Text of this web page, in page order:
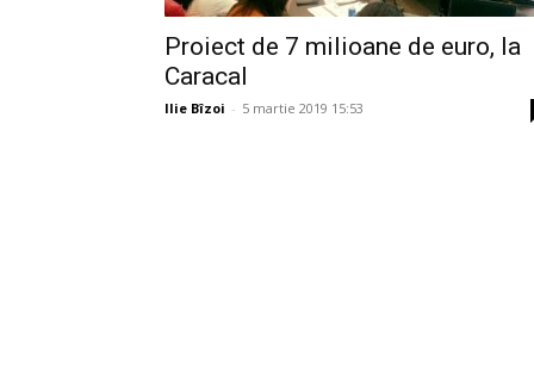
Proiect de 7 milioane de euro, la
Caracal
Ilie Bîzoi - 5 martie 2019 15:53